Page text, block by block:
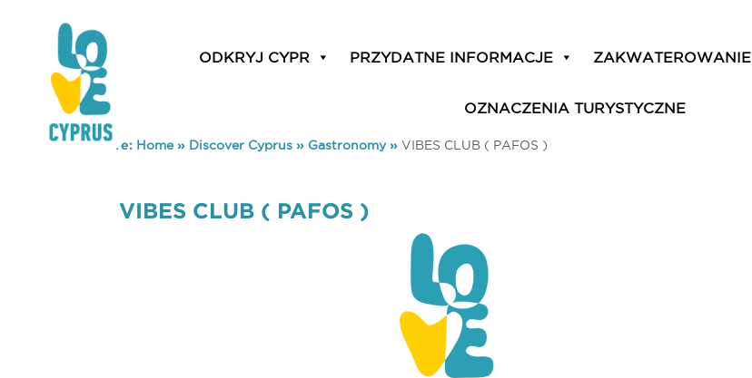
ODKRYJ CYPR PRZYDATNE INFORMACJE ZAKWATEROWANIE
OZNACZENIA TURYSTYCZNE
You are here: Home» Discover Cyprus » Gastronomy» VIBES CLUB ( PAFOS )
VIBES CLUB ( PAFOS )